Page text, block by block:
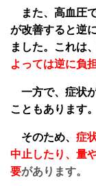
また、高血圧
が改善すると逆
ました。これは、
よっては逆に負
一方で、症状
こともあります。
そのため、 症
中止したり、量
要があります。